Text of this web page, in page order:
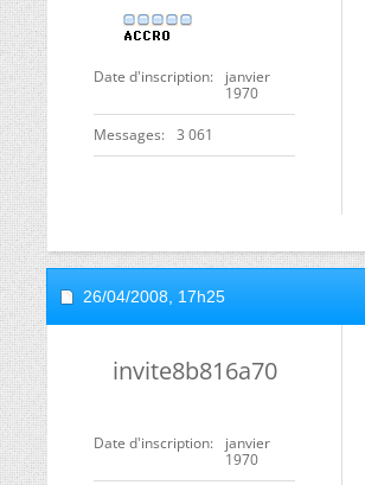
Date d'inscription
janvier
1970
Messages 3 061
26/04/2008, 17h25
invite8b816a70
Date d'inscription
janvier
1970